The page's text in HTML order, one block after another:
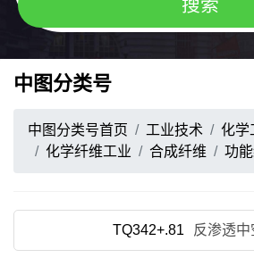
中图分类号
中图分类号首页 工业技术
化学
化学纤维工业
合成纤维 功
TQ342+.81 反渗透中